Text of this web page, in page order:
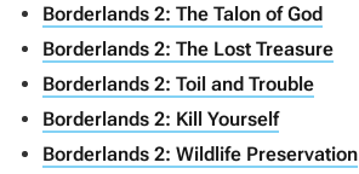
Borderlands 2: The Talon of God
Borderlands 2: The Lost Treasure
Borderlands 2: Toil and Trouble
Borderlands 2: Kill Yourself
Borderlands 2: Wildlife Preservation